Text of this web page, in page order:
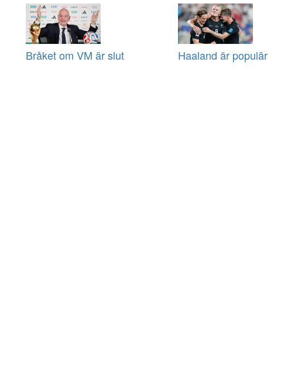
Bråket om VM är slut Haaland är populär